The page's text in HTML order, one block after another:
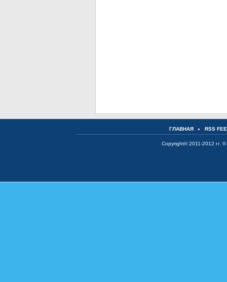
ГЛАВНАЯ RSS
Copyright© 2011-2012 гг. ©